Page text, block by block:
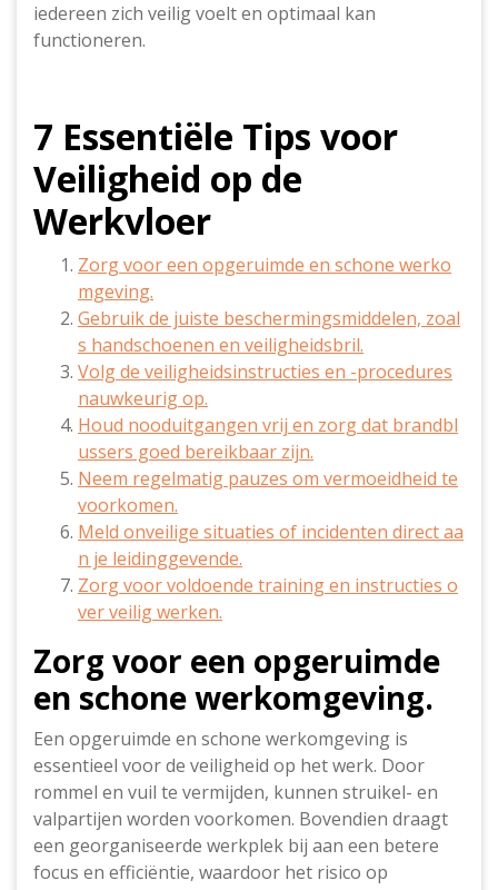
iedereen zich veilig voelt en optimaal kan
functioneren.
7 Essentiële Tips voor
Veiligheid op de
Werkvloer
Zorg voor een opgeruimde en schone werko
mgeving.
Gebruik de juiste beschermingsmiddelen, zoal
s handschoenen en veiligheidsbril.
Volg de veiligheidsinstructies en -procedures
nauwkeurig op.
Houd nooduitgangen vrij en zorg dat brandbl
ussers goed bereikbaar zijn.
Neem regelmatig pauzes om vermoeidheid te
voorkomen.
Meld onveilige situaties of incidenten direct aa
n je leidinggevende.
Zorg voor voldoende training en instructies o
ver veilig werken.
Zorg voor een opgeruimde
en schone werkomgeving.
Een opgeruimde en schone werkomgeving is
essentieel voor de veiligheid op het werk. Door
rommel en vuil te vermijden, kunnen struikel- en
valpartijen worden voorkomen. Bovendien draagt
een georganiseerde werkplek bij aan een betere
focus en efficiëntie, waardoor het risico op